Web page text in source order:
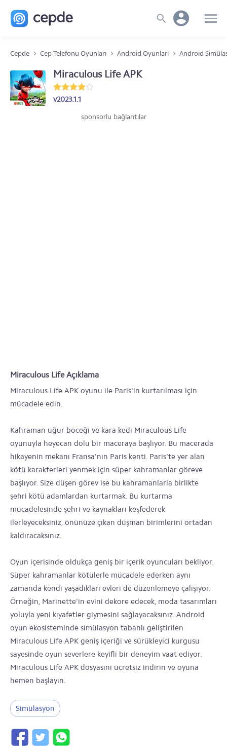
Cepde Cep Telefonu Oyunları Android Oyunları Android
Miraculous Life APK
v2023.1.1
sponsorlu bağlantılar
Miraculous Life Açıklama
Miraculous Life APK oyunu ile Paris'in kurtarılması için
mücadele edin.
Kahraman uğur böceği ve kara kedi Miraculous Life
oyunuyla heyecan dolu bir maceraya başlıyor. Bu macerada
hikayenin mekanı Fransa'nın Paris kenti. Paris'te yer alan
kötü karakterleri yenmek için süper kahramanlar göreve
başlıyor. Size düşen görev ise bu kahramanlarla birlikte
şehri kötü adamlardan kurtarmak. Bu kurtarma
mücadelesinde şehri ve kaynakları keşfederek
ilerleyeceksiniz, önünüze çıkan düşman birimlerini ortadan
kaldıracaksınız.
Oyun içerisinde oldukça geniş bir içerik oyuncuları bekliyor.
Süper kahramanlar kötülerle mücadele ederken aynı
zamanda kendi yaşadıkları evleri de düzenlemeye çalışıyor.
Örneğin, Marinette'in evini dekore edecek, moda tasarımları
yoluyla yeni kıyafetler giymesini sağlayacaksınız. Android
oyun ekosisteminde simülasyon tabanlı geliştirilen
Miraculous Life APK geniş içeriği ve sürükleyici kurgusu
sayesinde oyun severlere keyifli bir deneyim vaat ediyor.
Miraculous Life APK dosyasını ücretsiz indirin ve oyuna
hemen başlayın.
Simülasyon